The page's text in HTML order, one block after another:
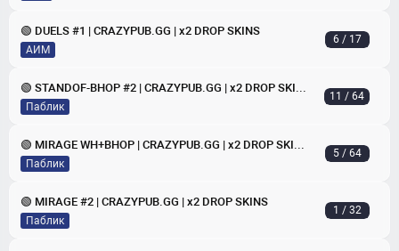
🟢 DUELS #1 | CRAZYPUB.GG | x2 DROP SKINS
АИМ
6 / 17
🟢 STANDOF-BHOP #2 | CRAZYPUB.GG | x2 DROP SKINS
Паблик
11 / 64
🟢 MIRAGE WH+BHOP | CRAZYPUB.GG | x2 DROP SKINS
Паблик
5 / 64
🟢 MIRAGE #2 | CRAZYPUB.GG | x2 DROP SKINS
Паблик
1 / 32